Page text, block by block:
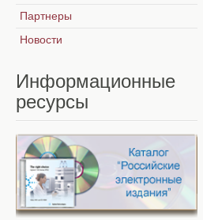
Партнеры
Новости
Информационные
ресурсы